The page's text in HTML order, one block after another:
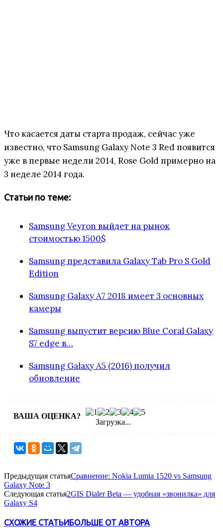
Что касается даты старта продаж, сейчас уже
известно, что Samsung Galaxy Note 3 Red появится
уже в первые недели 2014, Rose Gold примерно на
3 неделе 2014 года.
Статьи по теме:
Samsung Veyron выйдет на рынок
стоимостью 1500$
Samsung представила Galaxy Tab Pro S Gold
Edition
Samsung Galaxy A7 2018 имеет 3 основных
камеры
Samsung выпустит версию Blue Coral Galaxy
S7 edge в…
Samsung Galaxy A5 (2016) получил
обновление
ВАША ОЦЕНКА?
Загрузка...
Предыдущая статьяСравнение: Nokia Lumia 1520 vs Samsung
Galaxy Note 3
Следующая статья2GIS Dialer Beta — удобная «звонилка» для
Galaxy S4
СХОЖИЕ СТАТЬИБОЛЬШЕ ОТ АВТОРА